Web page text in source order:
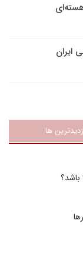
ایران
ها
باشد؟